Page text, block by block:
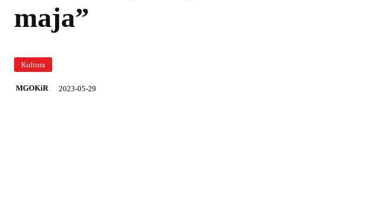
maja”
Kultura
MGOKiR 2023-05-29